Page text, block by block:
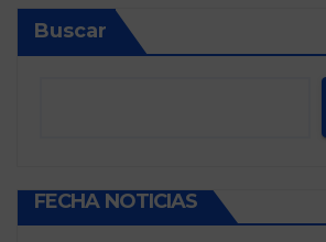
Buscar
FECHA NOTICIAS